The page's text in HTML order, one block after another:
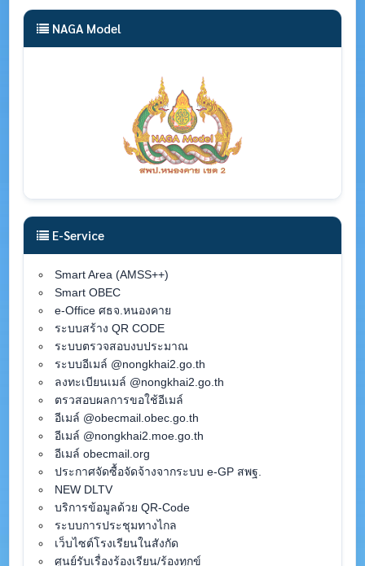
NAGA Model
E-Service
Smart Area (AMSS++)
Smart OBEC
e-Office ศธจ.หนองคาย
ระบบสร้าง QR CODE
ระบบตรวจสอบงบประมาณ
ระบบอีเมล์ @nongkhai2.go.th
ลงทะเบียนเมล์ @nongkhai2.go.th
ตรวสอบผลการขอใช้อีเมล์
อีเมล์ @obecmail.obec.go.th
อีเมล์ @nongkhai2.moe.go.th
อีเมล์ obecmail.org
ประกาศจัดซื้อจัดจ้างจากระบบ e-GP สพฐ.
NEW DLTV
บริการข้อมูลด้วย QR-Code
ระบบการประชุมทางไกล
เว็บไซต์โรงเรียนในสังกัด
ศูนย์รับเรื่องร้องเรียน/ร้องทุกข์